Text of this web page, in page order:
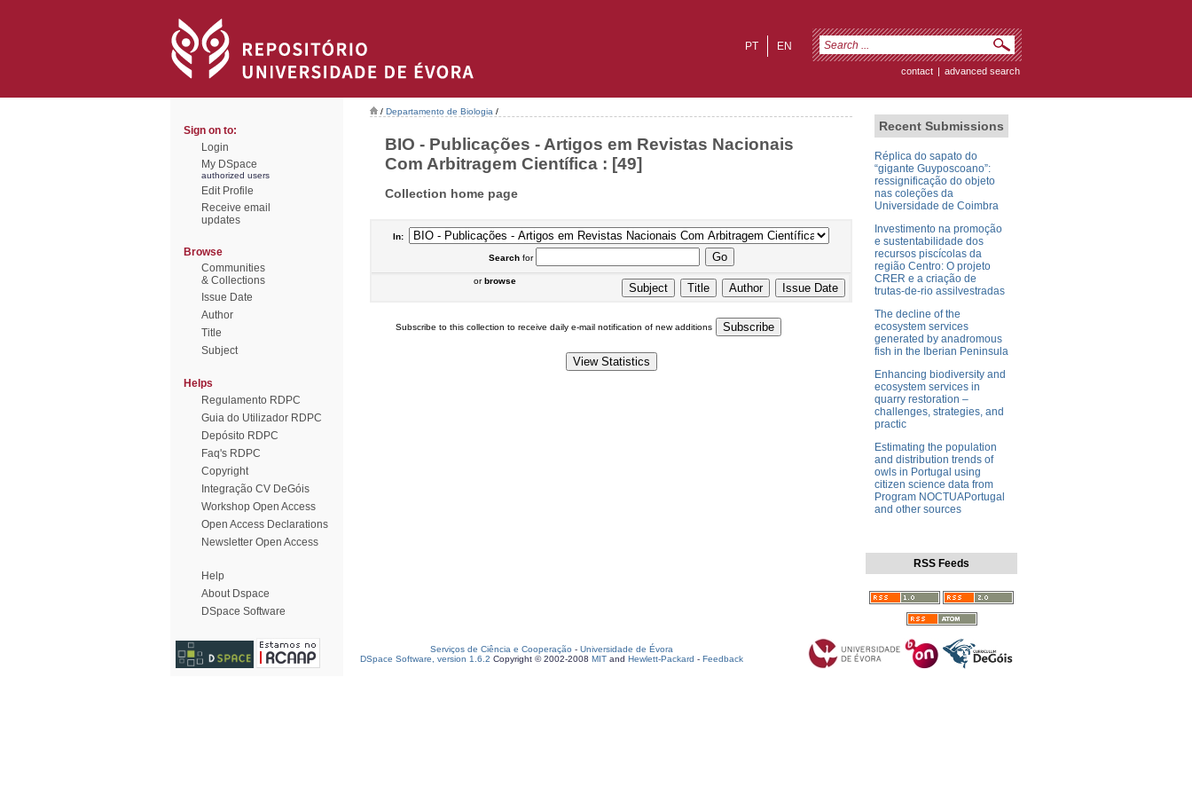
EN
PT
contact | advanced search
Sign on to:
Login
My DSpace
authorized users
Edit Profile
Receive email
updates
Browse
Communities
& Collections
Issue Date
Author
Title
Subject
Helps
Regulamento RDPC
Guia do Utilizador RDPC
Depósito RDPC
Faq's RDPC
Copyright
Integração CV DeGóis
Workshop Open Access
Open Access Declarations
Newsletter Open Access
Help
About Dspace
DSpace Software
/ Departamento de Biologia /
BIO - Publicações - Artigos em Revistas Nacionais
Com Arbitragem Científica : [49]
Collection home page
In:
Searchfor
orbrowse
Subscribe to this collection to receive daily e-mail notification of new additions
Recent Submissions
Réplica do sapato do
“gigante Guyposcoano”:
ressignificação do objeto
nas coleções da
Universidade de Coimbra
Investimento na promoção
e sustentabilidade dos
recursos piscícolas da
região Centro: O projeto
CRER e a criação de
trutas-de-rio assilvestradas
The decline of the
ecosystem services
generated by anadromous
fish in the Iberian Peninsula
Enhancing biodiversity and
ecosystem services in
quarry restoration –
challenges, strategies, and
practic
Estimating the population
and distribution trends of
owls in Portugal using
citizen science data from
Program NOCTUAPortugal
and other sources
RSS Feeds
Serviços de Ciência e Cooperação - Universidade de Évora
DSpace Software, version 1.6.2 Copyright © 2002-2008 MIT and Hewlett-Packard - Feedback